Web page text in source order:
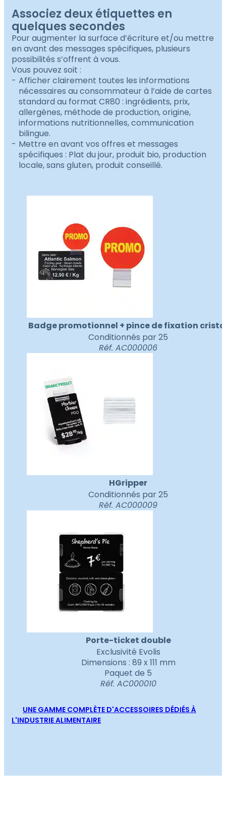
Associez deux étiquettes en
quelques secondes
Pour augmenter la surface d’écriture et/ou mettre
en avant des messages spécifiques, plusieurs
possibilités s’offrent à vous.
Vous pouvez soit :
Afficher clairement toutes les informations
nécessaires au consommateur à l’aide de cartes
standard au format CR80 : ingrédients, prix,
allergènes, méthode de production, origine,
informations nutritionnelles, communication
bilingue.
Mettre en avant vos offres et messages
spécifiques : Plat du jour, produit bio, production
locale, sans gluten, produit conseillé.
Badge promotionnel + pince de fixation
Conditionnés par 25
Réf. AC000006
HGripper
Conditionnés par 25
Réf. AC000009
Porte-ticket double
Exclusivité Evolis
Dimensions : 89 x 111 mm
Paquet de 5
Réf. AC000010
UNE GAMME COMPLÈTE D'ACCESSOIRES DÉDIÉS À
L'INDUSTRIE ALIMENTAIRE